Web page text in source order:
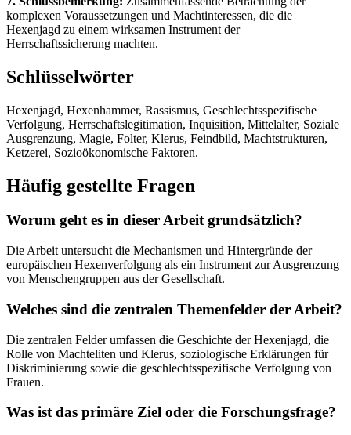
komplexen Voraussetzungen und Machtinteressen, die die
Hexenjagd zu einem wirksamen Instrument der
Herrschaftssicherung machten.
Schlüsselwörter
Hexenjagd, Hexenhammer, Rassismus, Geschlechtsspezifische
Verfolgung, Herrschaftslegitimation, Inquisition, Mittelalter, Soziale
Ausgrenzung, Magie, Folter, Klerus, Feindbild, Machtstrukturen,
Ketzerei, Sozioökonomische Faktoren.
Häufig gestellte Fragen
Worum geht es in dieser Arbeit grundsätzlich?
Die Arbeit untersucht die Mechanismen und Hintergründe der
europäischen Hexenverfolgung als ein Instrument zur Ausgrenzung
von Menschengruppen aus der Gesellschaft.
Welches sind die zentralen Themenfelder der Arbeit?
Die zentralen Felder umfassen die Geschichte der Hexenjagd, die
Rolle von Machteliten und Klerus, soziologische Erklärungen für
Diskriminierung sowie die geschlechtsspezifische Verfolgung von
Frauen.
Was ist das primäre Ziel oder die Forschungsfrage?